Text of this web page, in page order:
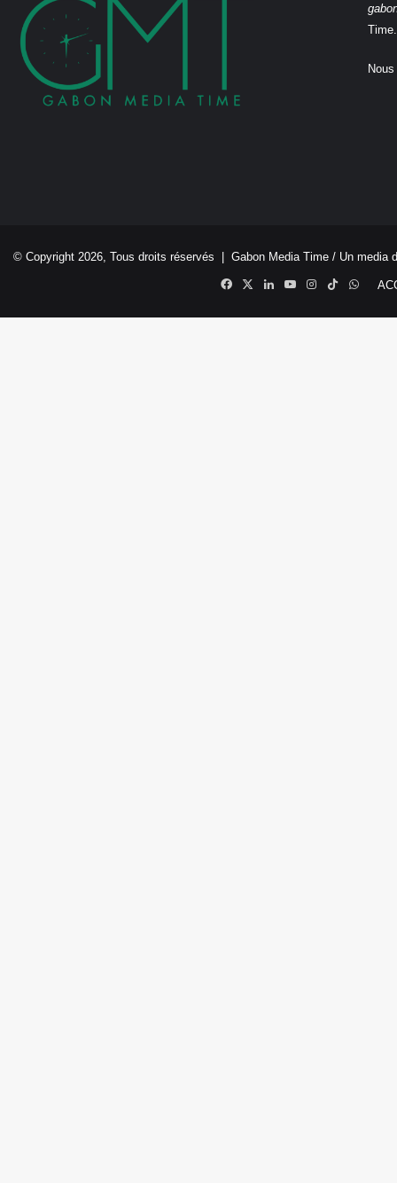
Time.
© Copyright 2026, Tous droits réservés | Gabon Media Time / Un media
Facebook
X LinkedinYouTubeInstagram
TikTok